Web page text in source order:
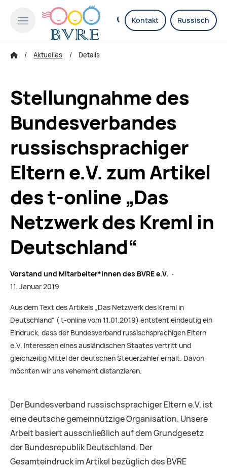
Kontakt Russisch
Aktuelles Details
Stellungnahme des
Bundesverbandes
russischsprachiger
Eltern e.V. zum Artikel
des t-online „Das
Netzwerk des Kreml in
Deutschland“
Vorstand und Mitarbeiter*innen des BVRE e.V. ·
11. Januar 2019
Aus dem Text des Artikels „Das Netzwerk des Kreml in
Deutschland“ ( t-online vom 11.01.2019) entsteht eindeutig ein
Eindruck, dass der Bundesverband russischsprachigen Eltern
e.V. Interessen eines ausländischen Staates vertritt und
gleichzeitig Mittel der deutschen Steuerzahler erhält. Davon
möchten wir uns vehement distanzieren.
Der Bundesverband russischsprachiger Eltern e.V. ist
eine deutsche gemeinnützige Organisation. Unsere
Arbeit basiert ausschließlich auf dem Grundgesetz
der Bundesrepublik Deutschland. Der
Gesamteindruck im Artikel bezüglich des BVRE